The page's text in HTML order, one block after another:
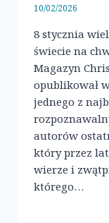
10/02/2026
8 stycznia
świecie na
Magazyn
opublikował
jednego z
autorów
który przez
wierze i
którego…